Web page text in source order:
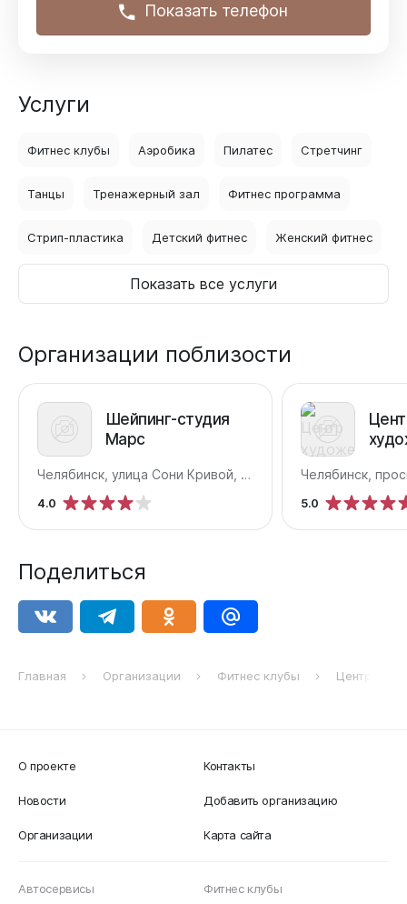
Показать телефон
Услуги
Фитнес клубы Аэробика Пилатес Стретчинг
Танцы Тренажерный зал Фитнес программа
Стрип-пластика Детский фитнес Женский фитнес
Показать все услуги
Организации поблизости
Шейпинг-студия
Марс
Челябинск, улица Сони Кривой, 24
4.0
Челябинск,
5.0
Поделиться
Главная Организации Фитнес клубы Центр
О проекте
Новости
Организации
Контакты
Добавить организацию
Карта сайта
Автосервисы Фитнес клубы